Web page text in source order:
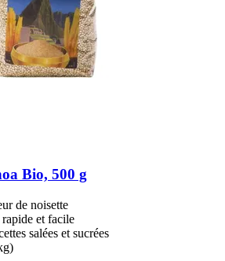
Bio, 500 g
de noisette
et facile
salées et sucrées